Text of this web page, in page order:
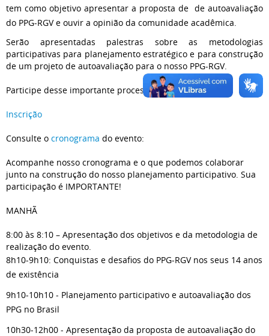
tem como objetivo apresentar a proposta de de autoavaliação
do PPG-RGV e ouvir a opinião da comunidade acadêmica.
Serão apresentadas palestras sobre as metodologias
participativas para planejamento estratégico e para construção
de um projeto de autoavaliação para o nosso PPG-RGV.
Participe desse importante processo!
Inscrição
Consulte o cronograma do evento:
Acompanhe nosso cronograma e o que podemos colaborar
junto na construção do nosso planejamento participativo. Sua
participação é IMPORTANTE!
MANHÃ
8:00 às 8:10 – Apresentação dos objetivos e da metodologia de
realização do evento.
8h10-9h10: Conquistas e desafios do PPG-RGV nos seus 14 anos
de existência
9h10-10h10 - Planejamento participativo e autoavaliação dos
PPG no Brasil
10h30-12h00 - Apresentação da proposta de autoavaliação do